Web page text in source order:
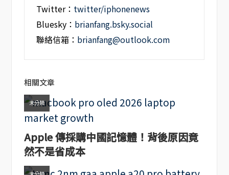
Twitter： twitter/iphonenews
Bluesky： brianfang.bsky.social
聯絡信箱： brianfang@outlook.com
相關文章
未分類
Apple 傳採購中國記憶體！背後原因竟
然不是省成本